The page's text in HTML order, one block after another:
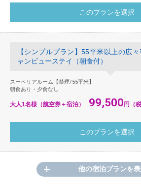
【シンプルプラン】55平米以上の広
ャンビューステイ（朝食付）
スーペリアルーム【禁煙/55平米】
朝食あり・夕食なし
大人1名様（航空券＋宿泊） 99,500円（税
他の宿泊プランを